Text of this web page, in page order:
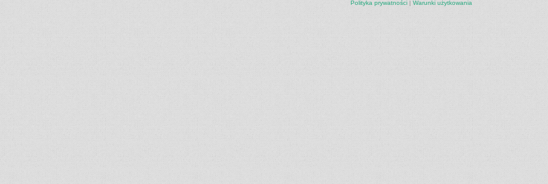
Polityka prywatności| Warunki użytkowania